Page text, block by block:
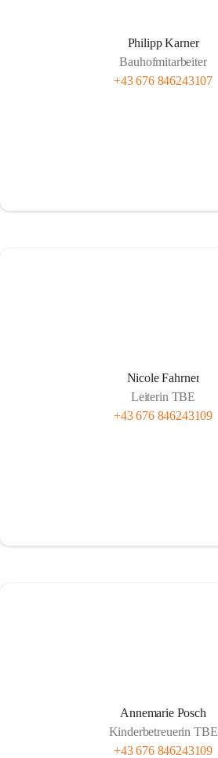
Philipp Karner
Bauhofmitarbeiter
+43 676 846243107
Nicole Fahrner
Leiterin TBE
+43 676 846243109
Annemarie Posch
Kinderbetreuerin TBE
+43 676 846243109